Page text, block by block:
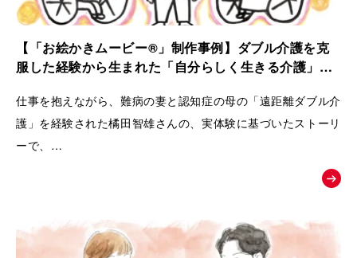
【「お絵かきムービー®」制作事例】ダブル介護を克
服した経験から生まれた「自分らしく生きる介護」ス
仕事を抱えながら、難病の妻と認知症の母の「遠距離ダブル介
護」を経験された橘田智雄さんの、実体験に基づいたストーリ
ーで、
働き盛りでの介護離職防止や、ケアラーのメンタルヘルスとい
う現代の重要な社会課題にスポットを当てた、啓発・相談窓口